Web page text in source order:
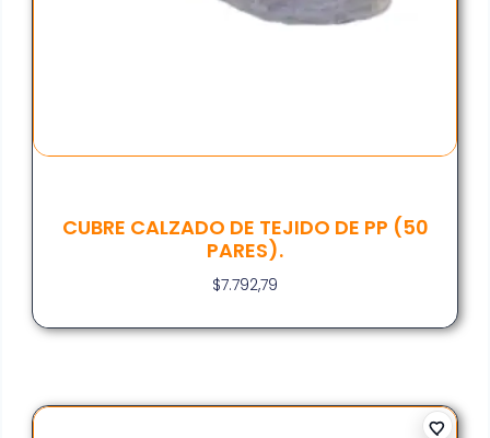
CUBRE CALZADO DE TEJIDO DE PP (50
PARES).
$7.792,79